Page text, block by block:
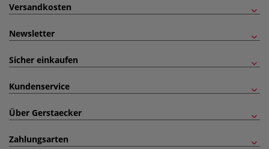
Versandkosten
Newsletter
Sicher einkaufen
Kundenservice
Über Gerstaecker
Zahlungsarten